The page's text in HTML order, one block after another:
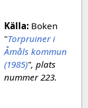
Källa:Boken
"Torpruiner i
Åmåls kommun
(1985)", plats
nummer 223.